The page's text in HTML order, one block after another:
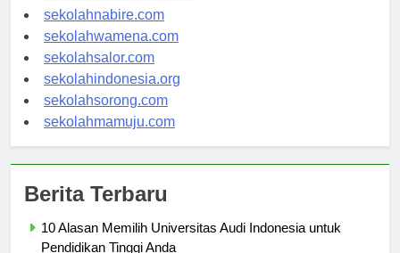
sekolahmanokwari.com
sekolahnabire.com
sekolahwamena.com
sekolahsalor.com
sekolahindonesia.org
sekolahsorong.com
Berita Terbaru
10 Alasan Memilih Universitas Audi Indonesia untuk